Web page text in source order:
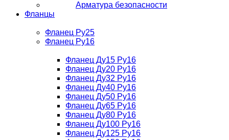
Арматура безопасности
Фланцы
Фланец Ру25
Фланец Ру16
Фланец Ду15 Ру16
Фланец Ду20 Ру16
Фланец Ду32 Ру16
Фланец Ду40 Ру16
Фланец Ду50 Ру16
Фланец Ду65 Ру16
Фланец Ду80 Ру16
Фланец Ду100 Ру16
Фланец Ду125 Ру16